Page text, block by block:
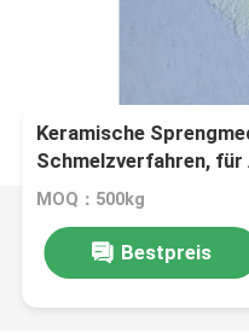
Keramische
Schmelzverfahren,
Oberflächenreinigung
MOQ：500kg
Bestpreis